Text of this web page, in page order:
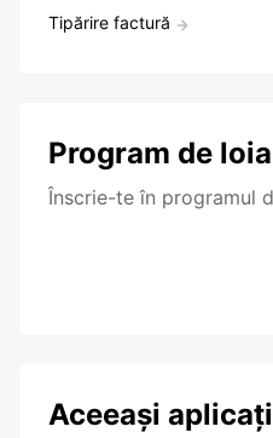
Tipărire factură
Program de
Înscrie-te în programul
Aceeași